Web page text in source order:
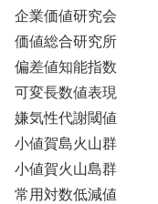
企業価値研究会
価値総合研究所
偏差値知能指数
可変長数値表現
嫌気性代謝閾値
小値賀島火山群
小値賀火山島群
常用対数低減値